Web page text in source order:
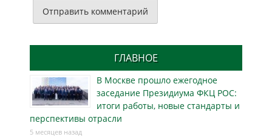
ГЛАВНОЕ
В Москве прошло ежегодное
заседание Президиума ФКЦ РОС:
итоги работы, новые стандарты и
перспективы отрасли
5 месяцев назад